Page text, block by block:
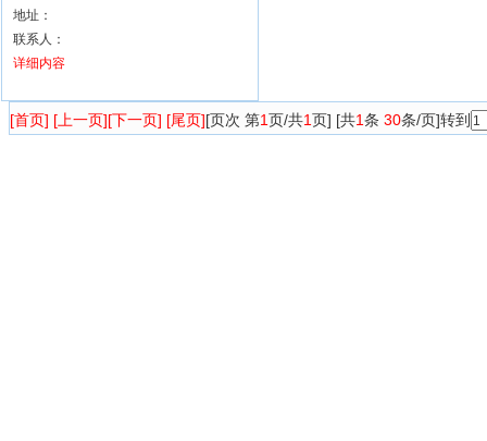
地址：
联系人：
详细内容
[首页] [上一页] [下一页] [尾页] [页次 第1页/共1页] [共1条 30条/页]转到